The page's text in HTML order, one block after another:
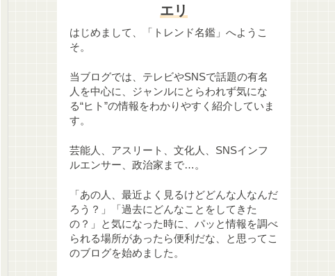
エリ
はじめまして、「トレンド名鑑」へようこ
そ。
当ブログでは、テレビやSNSで話題の有名
人を中心に、ジャンルにとらわれず気にな
る“ヒト”の情報をわかりやすく紹介していま
す。
芸能人、アスリート、文化人、SNSインフ
ルエンサー、政治家まで…。
「あの人、最近よく見るけどどんな人なんだ
ろう？」「過去にどんなことをしてきた
の？」と気になった時に、パッと情報を調べ
られる場所があったら便利だな、と思ってこ
のブログを始めました。